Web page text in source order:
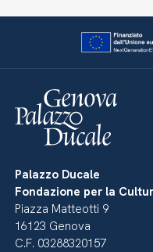
Palazzo Ducale
Fondazione per la
Piazza Matteotti 9
16123 Genova
C.F. 03288320157